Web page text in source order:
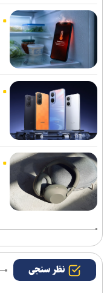
نظر سنجی